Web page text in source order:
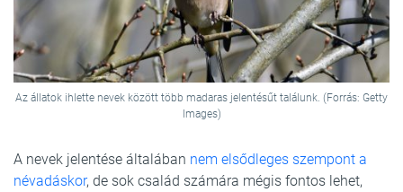
Az állatok ihlette nevek között több madaras jelentésűt találunk. (Forrás: Getty
Images)
A nevek jelentése általában nem elsődleges szempont a
névadáskor, de sok család számára mégis fontos lehet,